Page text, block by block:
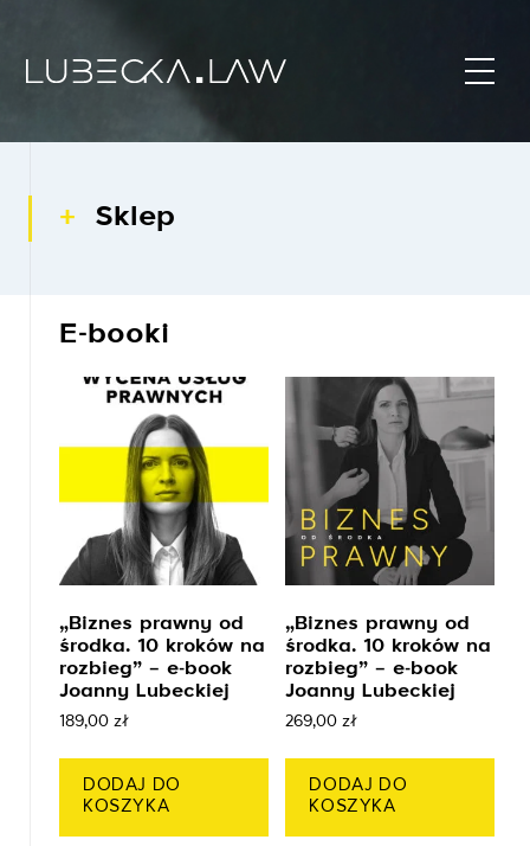
Sklep
E-booki
„Biznes prawny od
środka. 10 kroków na
rozbieg” – e-book
Joanny Lubeckiej
189,00 zł
DODAJ DO
KOSZYKA
„Biznes prawny od
środka. 10 kroków na
rozbieg” – e-book
Joanny Lubeckiej
269,00zł
DODAJ DO
KOSZYKA